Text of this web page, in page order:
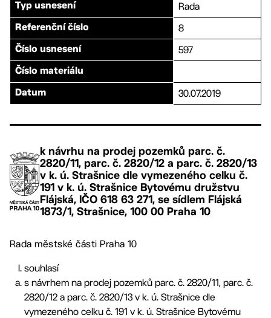
Typ usnesení Rada
Referenční číslo 8
Číslo usnesení 597
Číslo materiálu
Datum 30.07.2019
k návrhu na prodej pozemků parc. č.
2820/11, parc. č. 2820/12 a parc. č. 2820/13
v k. ú. Strašnice dle vymezeného celku č.
191 v k. ú. Strašnice Bytovému družstvu
Flájská, IČO 618 63 271, se sídlem Flájská
1873/1, Strašnice, 100 00 Praha 10
Rada městské části Praha 10
souhlasí
s návrhem na prodej pozemků parc. č. 2820/11, parc. č.
2820/12 a parc. č. 2820/13 v k. ú. Strašnice dle
vymezeného celku č. 191 v k. ú. Strašnice Bytovému